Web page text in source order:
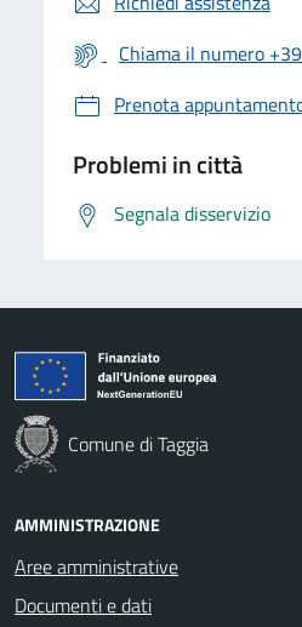
Chiama il numero
Prenota
Problemi in città
Segnala disservizio
Comune di Taggia
AMMINISTRAZIONE
Aree amministrative
Documenti e dati